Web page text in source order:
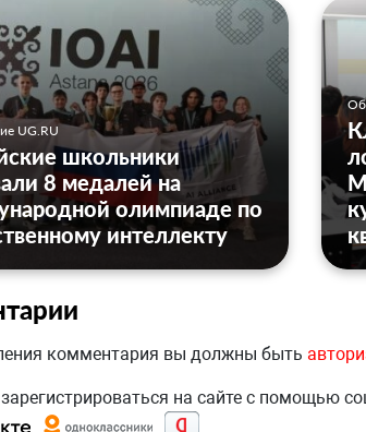
UG.RU
школьники
8 медалей на
олимпиаде по
интеллекту
комментария вы должны быть
на сайте с помощью